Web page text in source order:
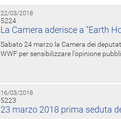
22/03/2018
5224
La Camera aderisce a "Earth
Sabato 24 marzo la Camera dei
WWF per sensibilizzare l'opinione
16/03/2018
5223
23 marzo 2018 prima seduta